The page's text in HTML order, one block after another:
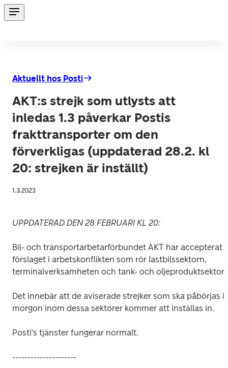
Aktuellt hos Posti
AKT:s strejk som utlysts att
inledas 1.3 påverkar Postis
frakttransporter om den
förverkligas (uppdaterad 28.2. kl
20: strejken är inställt)
1.3.2023
UPPDATERAD DEN 28 FEBRUARI KL 20:
Bil- och transportarbetarförbundet AKT har accepterat
förslaget i arbetskonflikten som rör lastbilssektorn,
terminalverksamheten och tank- och
Det innebär att de aviserade strejker som ska påbörjas i
morgon inom dessa sektorer kommer att inställas in.
Posti's tjänster fungerar normalt.
---------------------